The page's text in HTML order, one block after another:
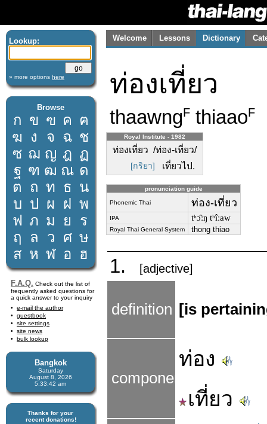
Lookup:
» more options here
Browse
ก ข ฃ ค ฅ
ฆ ง จ ฉ ช
ซ ฌ ญ ฎ ฏ
ฐ ฑ ฒ ณ ด
ต ถ ท ธ น
บ ป ผ ฝ พ
ฟ ภ ม ย
ร
ฤ
ล ว ศ ษ
ส ห ฬ อ ฮ
F.A.Q. Check out the list of
frequently asked questions for
a quick answer to your inquiry
e-mail the author
guestbook
site settings
site news
bulk lookup
Bangkok
Saturday
August 8, 2026
5:33:43 am
Thanks for your
recent donations!
Welcome Lessons Dictionary
ท่องเที่ยว
thaawngF thiaaoF
Royal Institute - 1982
ท่องเที่ยว /ท่อง-เที่ยว/
[กริยา] เที่ยวไป.
pronunciation guide
Phonemic Thai ท่อง-เที่ยว
IPA tʰɔ̂ːŋ tʰîːaw
Royal Thai General System thong thiao
1. [adjective]
definition [is
components
ท่อง
เที่ยว